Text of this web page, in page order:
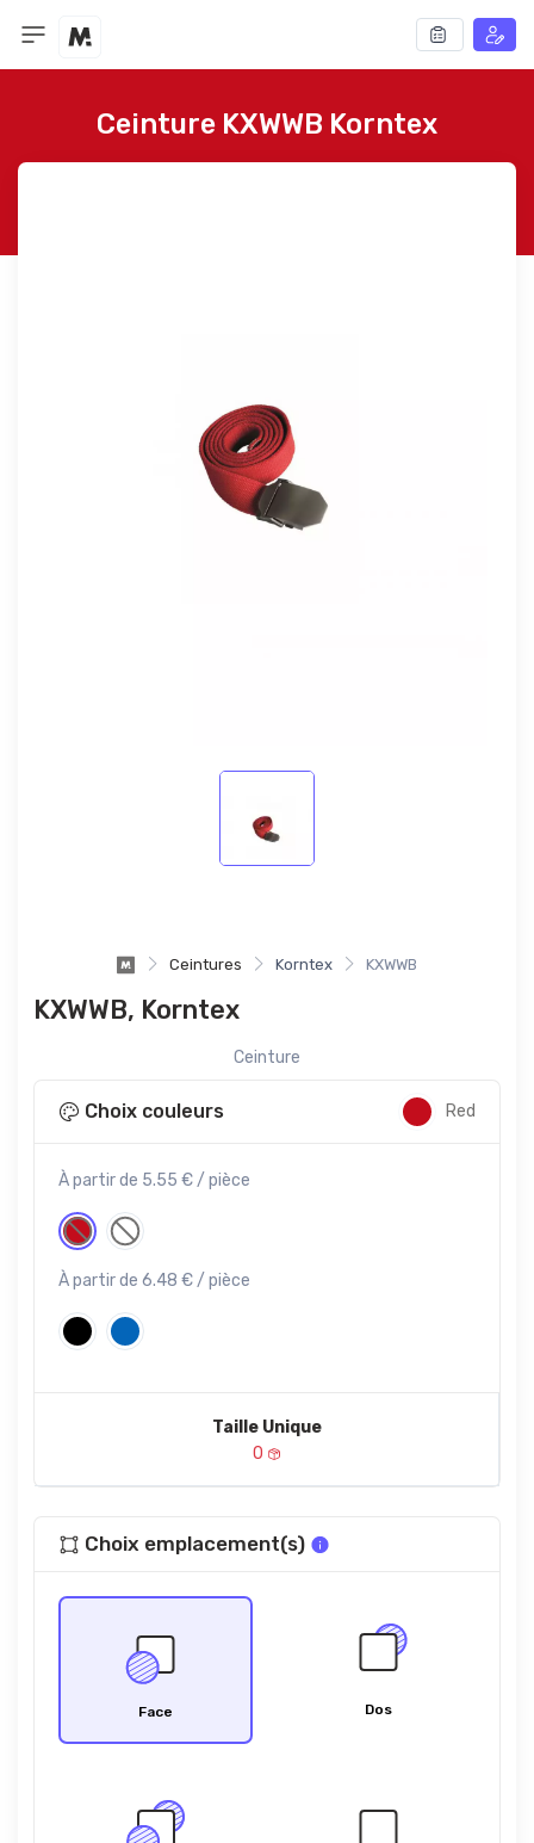
Ceinture KXWWB Korntex
Ceintures Korntex KXWWB
KXWWB, Korntex
Ceinture
Choix couleurs Red
À partir de 5.55 € / pièce
À partir de 6.48 € / pièce
Taille Unique
0
Choix emplacement(s)
Face Dos